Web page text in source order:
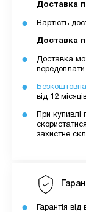
Доставка
Вартість
Доставка
Доставка
від 12
При купивлі
захистне
Гарантія